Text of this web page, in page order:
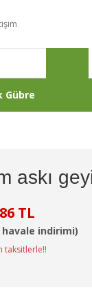
Gübre
askı
TL
havale indirimi)
taksitlerle!!